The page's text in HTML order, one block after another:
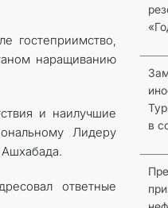
гостеприимство,
наращиванию
и наилучшие
Лидеру
Ашхабада.
ответные
в